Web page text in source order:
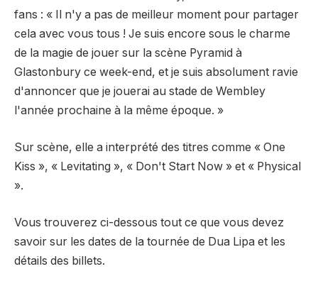
fans : « Il n'y a pas de meilleur moment pour partager
cela avec vous tous ! Je suis encore sous le charme
de la magie de jouer sur la scène Pyramid à
Glastonbury ce week-end, et je suis absolument ravie
d'annoncer que je jouerai au stade de Wembley
l'année prochaine à la même époque. »
Sur scène, elle a interprété des titres comme « One
Kiss », « Levitating », « Don't Start Now » et « Physical
».
Vous trouverez ci-dessous tout ce que vous devez
savoir sur les dates de la tournée de Dua Lipa et les
détails des billets.